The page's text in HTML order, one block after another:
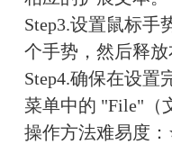
Step3.设置鼠标手
个手势，然后释放
Step4.确保在设置
菜单中的 "File"（
操作方法难易度：